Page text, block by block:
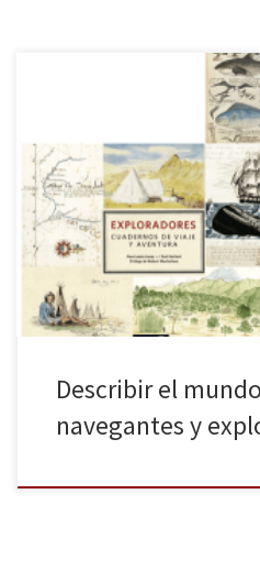
«Un paseo visual por el
titular la obra que hoy reseñamos.
recorridos por diferentes lugares
obra de Huw Lewis-Jones y Kari
de viaje y aventura (octubre de
[…]
Describir el
navegantes y